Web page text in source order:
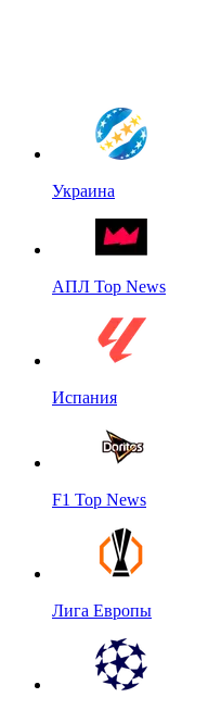
Украина
АПЛ Top News
Испания
F1 Top News
Лига Европы